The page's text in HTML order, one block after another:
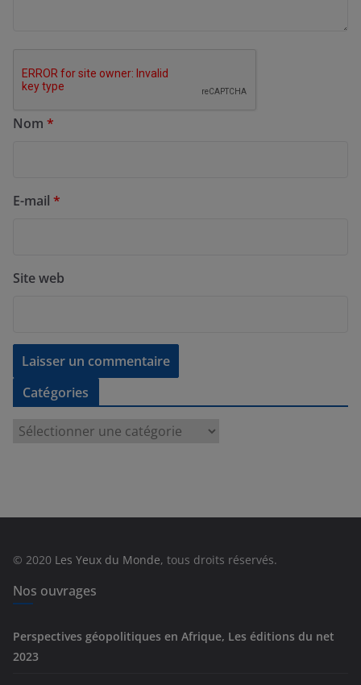
Nom *
E-mail *
Site web
Catégories
e
s
© 2020 Les Yeux du Monde, tous droits réservés.
Nos ouvrages
Perspectives géopolitiques en Afrique, Les éditions du net
2023